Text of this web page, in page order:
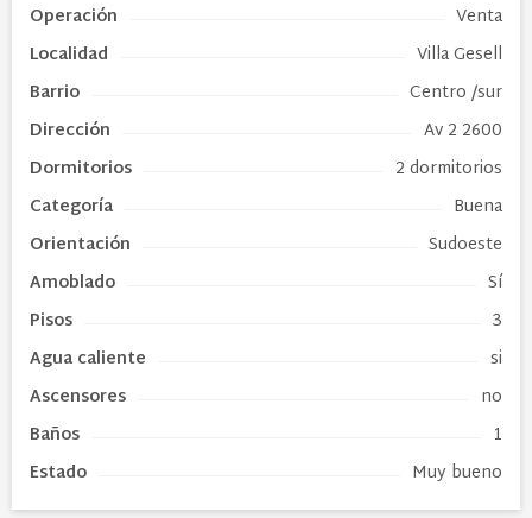
Operación
Venta
Localidad
Villa Gesell
Barrio
Centro /sur
Dirección
Av 2 2600
Dormitorios
2 dormitorios
Categoría
Buena
Orientación
Sudoeste
Amoblado
Sí
Pisos
3
Agua caliente
si
Ascensores
no
Baños
1
Estado
Muy bueno